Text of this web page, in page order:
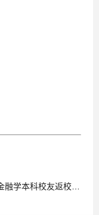
友返校欢聚毕业30周年